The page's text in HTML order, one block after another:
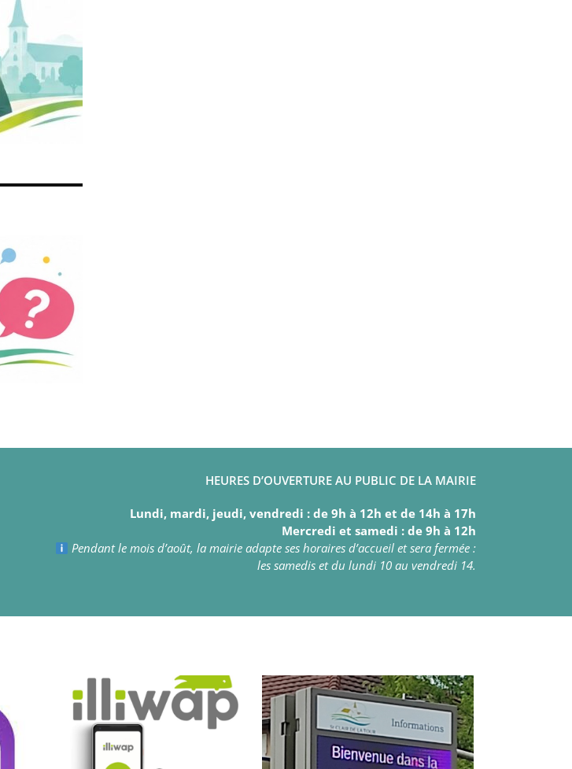
HEURES D’OUVERTURE AU PUBLIC DE LA MAIRIE
Lundi, mardi, jeudi, vendredi : de 9h à 12h et de 14h à 17h
Mercredi et samedi : de 9h à 12h
Pendant le mois d’août, la mairie adapte ses horaires d’accueil et sera fermée :
les samedis et du lundi 10 au vendredi 14.